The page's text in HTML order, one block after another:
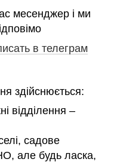
месенджер і ми
здійснюється:
відділення –
садове
але будь ласка,